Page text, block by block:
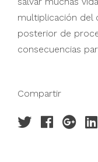
multiplicación del
posterior de
consecuencias
Compartir